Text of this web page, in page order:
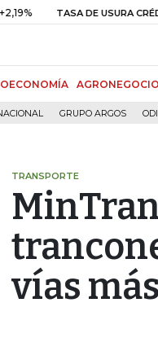
TASA DE USURA CRÉDITO
GRUPO ARGOS
TRANSPORTE
vías